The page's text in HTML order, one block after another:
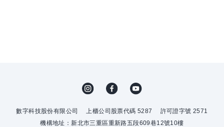
數字科技股份有限公司 上櫃公司股票代碼 5287
許可證字號 2571
機構地址：新北市三重區重新路五段609巷12號10樓